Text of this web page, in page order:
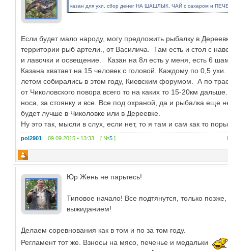
казан для ухи, сбор денег НА ШАШЛЫК, ЧАЙ с сахаром и
Если будет мало народу, могу предложить рыбалку в
территории рыб артели., от Василича. Там есть и стол с
и лавочки и освещение. Казан на 8л есть у меня, есть 6
Казана хватает на 15 человек с головой. Каждому по 0,5
летом собирались в этом году, Киевским форумом. А по
от Чиколовского повора всего то на каких то 15-20км
носа, за стоянку и все. Все под охраной, да и рыбалка еще
будет лучше в Чиколовке или в Дереевке.
Ну это так, мысли в слух, если нет, то я там и сам как то
pol2901 09.09.2015 • 13:33 [ №5 ]
Юр Жень не парьтесь!
Типовое начало! Все подтянутся, только позже,
выжиданием!
Делаем соревнования как в том и по за том году.
Регламент тот же. Взносы на мясо, печенье и медальки